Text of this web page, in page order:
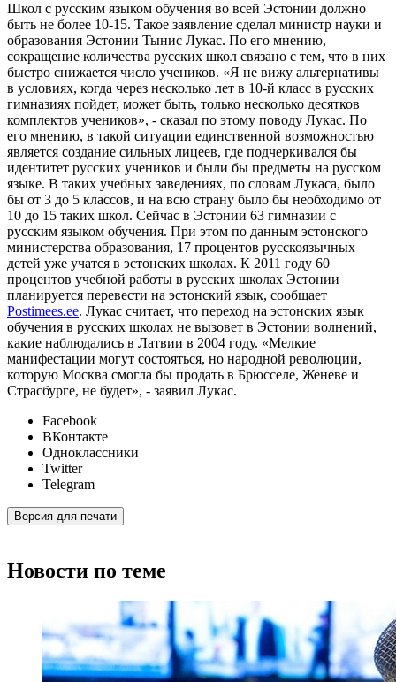
Школ с русским языком обучения во всей Эстонии должно
быть не более 10-15. Такое заявление сделал министр науки и
образования Эстонии Тынис Лукас. По его мнению,
сокращение количества русских школ связано с тем, что в них
быстро снижается число учеников. «Я не вижу альтернативы
в условиях, когда через несколько лет в 10-й класс в русских
гимназиях пойдет, может быть, только несколько десятков
комплектов учеников», - сказал по этому поводу Лукас. По
его мнению, в такой ситуации единственной возможностью
является создание сильных лицеев, где подчеркивался бы
идентитет русских учеников и были бы предметы на русском
языке. В таких учебных заведениях, по словам Лукаса, было
бы от 3 до 5 классов, и на всю страну было бы необходимо от
10 до 15 таких школ. Сейчас в Эстонии 63 гимназии с
русским языком обучения. При этом по данным эстонского
министерства образования, 17 процентов русскоязычных
детей уже учатся в эстонских школах. К 2011 году 60
процентов учебной работы в русских школах Эстонии
планируется перевести на эстонский язык, сообщает
Postimees.ee. Лукас считает, что переход на эстонских язык
обучения в русских школах не вызовет в Эстонии волнений,
какие наблюдались в Латвии в 2004 году. «Мелкие
манифестации могут состояться, но народной революции,
которую Москва смогла бы продать в Брюсселе, Женеве и
Страсбурге, не будет», - заявил Лукас.
Facebook
ВКонтакте
Одноклассники
Twitter
Telegram
Версия для печати
Новости по теме